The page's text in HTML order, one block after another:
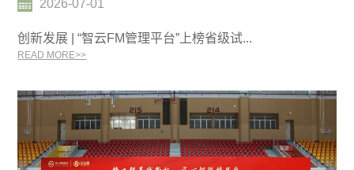
2026-07-01
创新发展 | “智云FM管理平台”上榜省级试...
READ MORE>>